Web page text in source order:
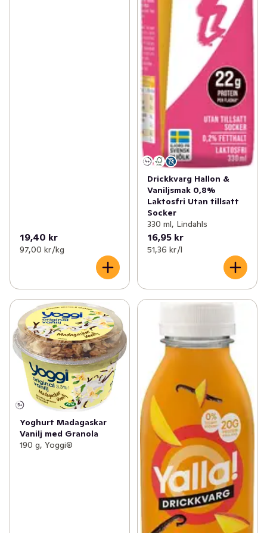
19,40 kr
97,00 kr /kg
Drickkvarg Hallon &
Vaniljsmak 0,8%
Laktosfri Utan tillsatt
Socker
330 ml, Lindahls
16,95 kr
51,36 kr /l
Yoghurt Madagaskar
Vanilj med Granola
190 g, Yoggi®